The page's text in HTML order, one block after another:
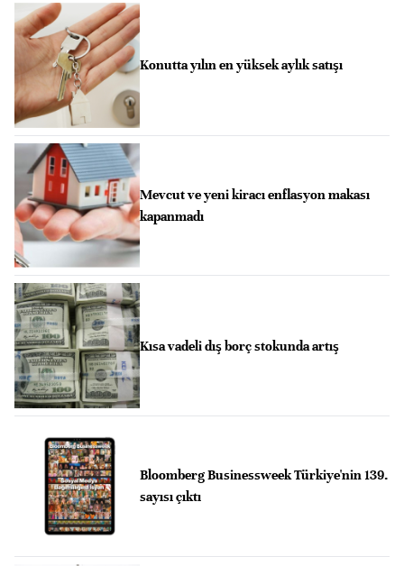
Konutta yılın en yüksek aylık satışı
Mevcut ve yeni kiracı enflasyon makası
kapanmadı
Kısa vadeli dış borç stokunda artış
Bloomberg Businessweek Türkiye'nin 139.
sayısı çıktı